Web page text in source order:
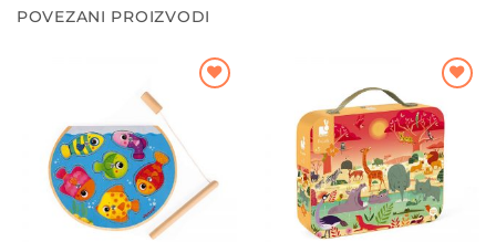
POVEZANI PROIZVODI
Dodajte
na listu
želja